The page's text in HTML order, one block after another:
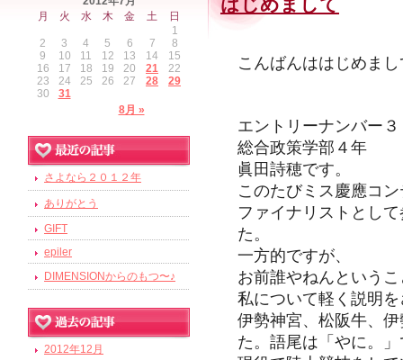
こんばんははじめま
エントリーナンバー３
総合政策学部４年
眞田詩穂です。
このたびミス慶應コ
ファイナリストとし
た。
一方的ですが、
お前誰やねんという
私について軽く説明
伊勢神宮、松阪牛、
た。語尾は「やに。
月
火 水 木 金 土 日
8月 »
1
2
3 4 5 6 7
8
9
10 11 12 13 14
15
16
17 18 19 20 21
22
23
24 25 26 27 28
29
30
31
さよなら２０１２年
ありがとう
GIFT
epiler
DIMENSIONからのもつ〜♪
2012年12月